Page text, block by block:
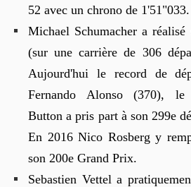
52 avec un chrono de 1'51"033.
Michael Schumacher a
(sur une carrière de 306
Aujourd'hui le record de
Fernando Alonso (370), le
Button a pris part à son 299e
En 2016 Nico Rosberg y
son 200e Grand Prix.
Sebastien Vettel a